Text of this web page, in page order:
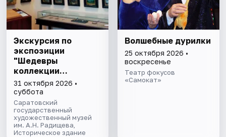
Экскурсия по
экспозиции
"Шедевры
коллекции
Радищевского
музея"
31 октября 2026 •
суббота
Саратовский
государственный
художественный музей
им. А.Н. Радищева,
Историческое здание
Волшебные дурилки
25 октября 2026 •
воскресенье
Театр фокусов
«Самокат»